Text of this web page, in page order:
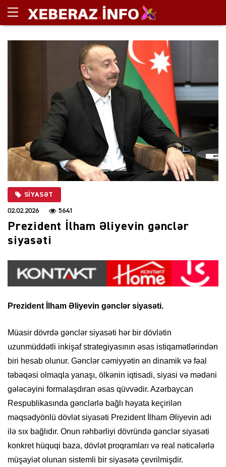
SIYASƏT
02.02.2026 5641
Prezident İlham Əliyevin gənclər
siyasəti
Prezident İlham Əliyevin gənclər siyasəti.
Müasir dövrdə gənclər siyasəti hər bir dövlətin
uzunmüddətli inkişaf strategiyasının əsas istiqamətlərindən
biri hesab olunur. Gənclər cəmiyyətin ən dinamik və fəal
təbəqəsi olmaqla yanaşı, ölkənin iqtisadi, siyasi və mədəni
gələcəyini formalaşdıran əsas qüvvədir. Azərbaycan
Respublikasında gənclərlə bağlı həyata keçirilən
məqsədyönlü dövlət siyasəti Prezident İlham Əliyevin adı
ilə sıx bağlıdır. Onun rəhbərliyi dövründə gənclər siyasəti
konkret hüquqi baza, dövlət proqramları və real nəticələrlə
müşayiət olunan sistemli bir siyasətə çevrilmişdir.